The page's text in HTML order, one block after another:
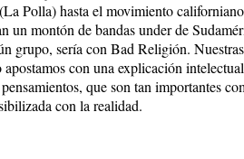
Polla) hasta el movimiento
un montón de bandas under de
grupo, sería con Bad Religión.
con una explicación
que son tan importantes
con la realidad.